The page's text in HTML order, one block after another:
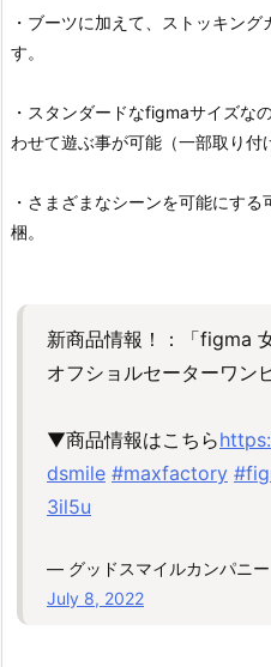
・ブーツに加えて、ストッキン
す。
・スタンダードなfigmaサイズな
わせて遊ぶ事が可能（一部取り付
・さまざまなシーンを可能にす
梱。
新商品情報！：「figma
オフショルセーターワン
▼商品情報はこちら
dsmile #maxfactory
3il5u
— グッドスマイルカンパニ
July 8, 2022